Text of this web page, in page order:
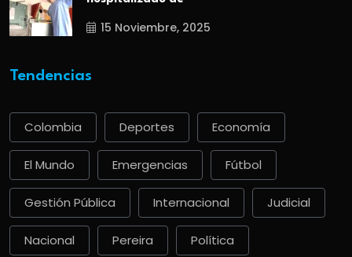
15 Noviembre, 2025
Tendencias
Colombia Deportes Economía
El Mundo Emergencias Fútbol
Gestión Pública Internacional Judicial
Nacional Pereira Política